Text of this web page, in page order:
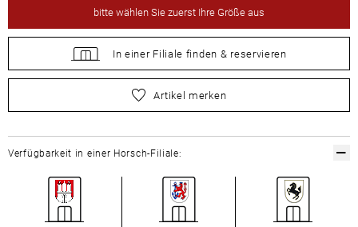
bittewählen Sie zuerst Ihre Größe aus
In einer Filiale finden & reservieren
wählen Sie zuerst Ihre Größe aus
Artikel merken
Verfügbarkeit in einer Horsch-Filiale: